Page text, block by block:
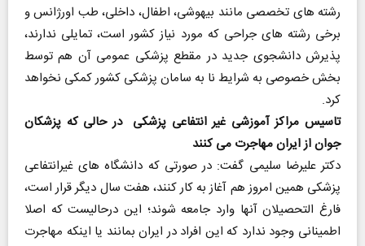
رشته های تخصصی مانند بیهوشی، اطفال، داخلی، طب اورژانس و
برخی رشته های جراحی که مورد نیاز کشور است، تمایلی ندارند،
پذیرش دانشجوی جدید در مقطع پزشکی عمومی آن هم توسط
بخش خصوصی به شرایط نا به سامان پزشکی کشور کمکی نخواهد
کرد.
تاسیس مراکز آموزشی غیر انتفاعی پزشکی در حالی که پزشکان
جوان از ایران مهاجرت می کنند
دکتر علیرضا سلیمی گفت: در صورتی که دانشگاه های غیرانتفاعی
پزشکی همین امروز هم آغاز به کار کنند، هفت سال دیگر قرار است،
فارغ التحصیلان آنها وارد جامعه شوند؛ این درحالیست که اصلا
اطمینانی وجود ندارد که این افراد در ایران بمانند یا اینکه مهاجرت